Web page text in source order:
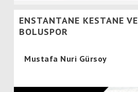
ENSTANTANE KESTANE VE
BOLUSPOR
Mustafa Nuri Gürsoy